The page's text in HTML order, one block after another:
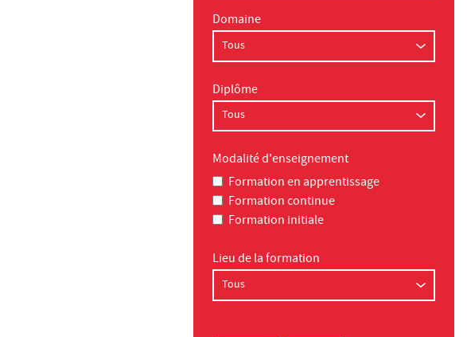
Domaine
Diplôme
Modalité d'enseignement
Formation en apprentissage
Formation continue
Formation initiale
Lieu de la formation